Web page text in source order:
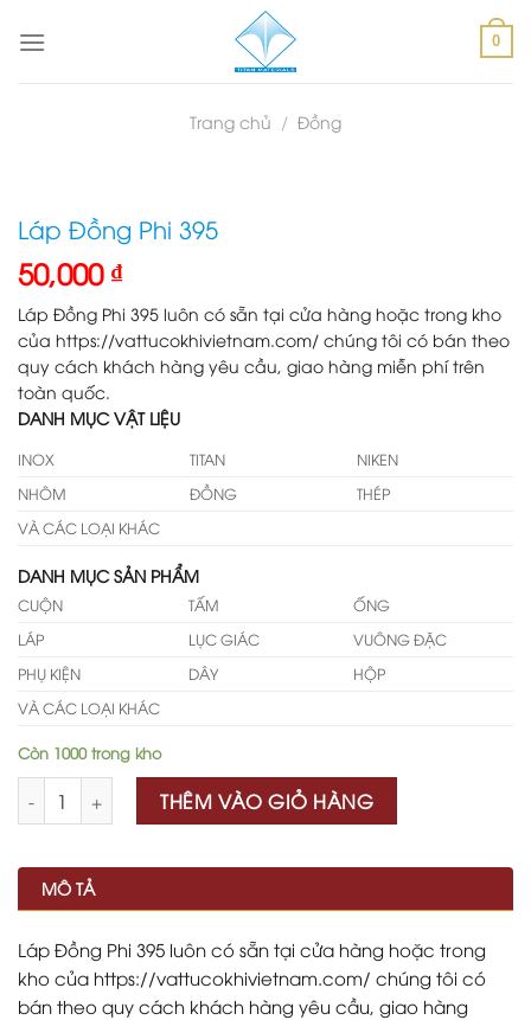
0
Trang chủ / Đồng
Láp Đồng Phi 395
50,000 ₫
Láp Đồng Phi 395 luôn có sẵn tại cửa hàng hoặc trong kho
của https://vattucokhivietnam.com/ chúng tôi có bán theo
quy cách khách hàng yêu cầu, giao hàng miễn phí trên
toàn quốc.
DANH MỤC VẬT LIỆU
INOX TITAN
NIKEN
NHÔM
ĐỒNG
THÉP
VÀ CÁC LOẠI KHÁC
DANH MỤC SẢN PHẨM
CUỘN TẤM
ỐNG
LÁP
LỤC GIÁC
VUÔNG ĐẶC
PHỤ KIỆN
DÂY
HỘP
VÀ CÁC LOẠI KHÁC
Còn 1000 trong kho
THÊM VÀO GIỎ HÀNG
MÔ TẢ
Láp Đồng Phi 395 luôn có sẵn tại cửa hàng hoặc trong
kho của https://vattucokhivietnam.com/ chúng tôi có
bán theo quy cách khách hàng yêu cầu, giao hàng